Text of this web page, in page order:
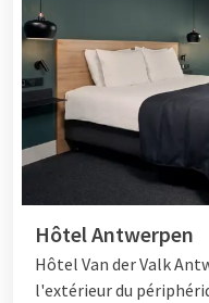
plats. Grâce à cette offre
pour une délicieuse
également prêts à vous
spécialités de poissons
plus du dîner Live
Cookingpetit-déjeuner
de délicieux sandwichs
À quelle heure
dimanche chez
Hôtel Antwerpen
Hôtel Van der Valk
l'extérieur du